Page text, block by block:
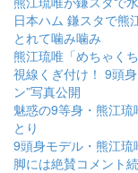
日本ハム 鎌スタで熊
とれて噛み噛み
熊江琉唯「めちゃく
視線くぎ付け！ 9頭
ン”写真公開
魅惑の9等身・熊江
とり
9頭身モデル・熊江
脚には絶賛コメント